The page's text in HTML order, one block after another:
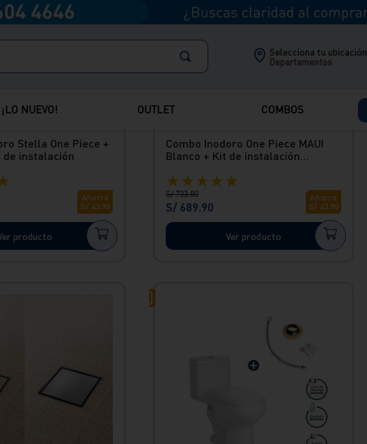
Selecciona tu ubicación
Departamentos
¡LO NUEVO! OUTLET COMBOS
Stella One Piece +
instalación
Ahorra
S/ 43.90
producto
Combo Inodoro One Piece MAUI
Blanco + Kit de instalación
★ ★ ★ ★ ★
S/ 733.80
S/ 689.90
Ahorra
S/ 43.90
Ver producto